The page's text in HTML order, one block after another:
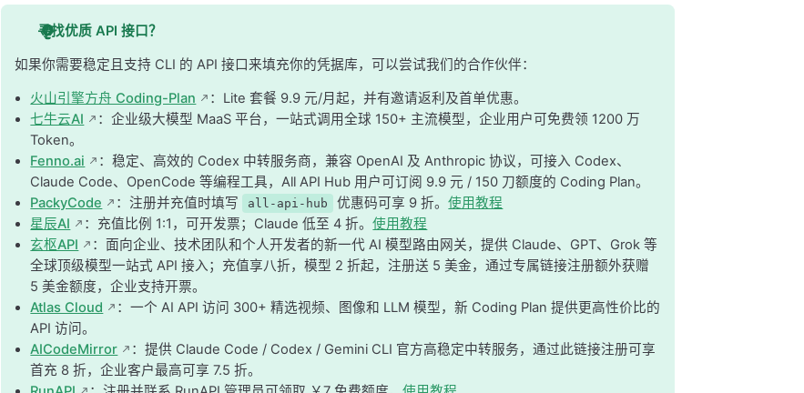
寻找优质 API 接口？
如果你需要稳定且支持 CLI 的 API 接口来填充你的凭据库，可以尝试我们的合作伙伴：
火山引擎方舟 Coding-Plan
：Lite 套餐 9.9 元/月起，并有邀请返利及首单优惠。
七牛云AI
：企业级大模型 MaaS 平台，一站式调用全球 150+ 主流模型，企业用户可免费领 1200 万
Token。
Fenno.ai
：稳定、高效的 Codex 中转服务商，兼容 OpenAI 及 Anthropic 协议，可接入 Codex、
Claude Code、OpenCode 等编程工具，All API Hub 用户可订阅 9.9 元 / 150 刀额度的 Coding Plan。
PackyCode
：注册并充值时填写 all-api-hub 优惠码可享 9 折。使用教程
星辰AI
：充值比例 1:1，可开发票；Claude 低至 4 折。使用教程
玄枢API
：面向企业、技术团队和个人开发者的新一代 AI 模型路由网关，提供 Claude、GPT、Grok 等
全球顶级模型一站式 API 接入；充值享八折，模型 2 折起，注册送 5 美金，通过专属链接注册额外获赠
5 美金额度，企业支持开票。
Atlas Cloud
：一个 AI API 访问 300+ 精选视频、图像和 LLM 模型，新 Coding Plan 提供更高性价比的
API 访问。
AICodeMirror
：提供 Claude Code / Codex / Gemini CLI 官方高稳定中转服务，通过此链接注册可享
首充 8 折，企业客户最高可享 7.5 折。